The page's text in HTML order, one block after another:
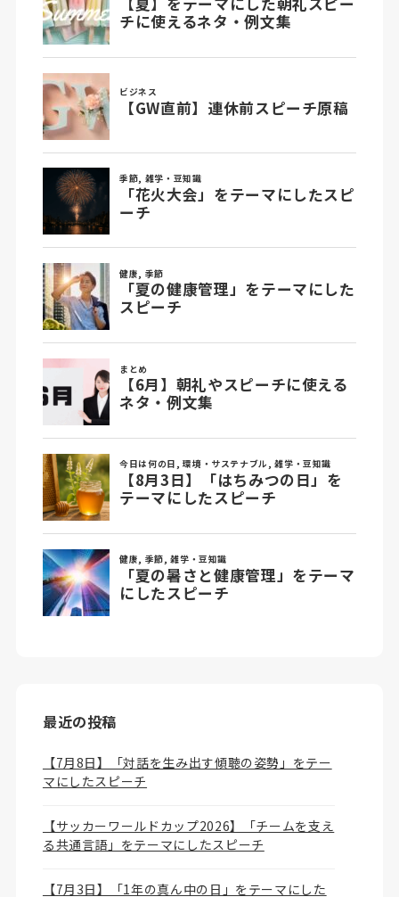
最近の投稿
【7月8日】「対話を生み出す傾聴の姿勢」をテー
マにしたスピーチ
【サッカーワールドカップ2026】「チームを支え
る共通言語」をテーマにしたスピーチ
【7月3日】「1年の真ん中の日」をテーマにした